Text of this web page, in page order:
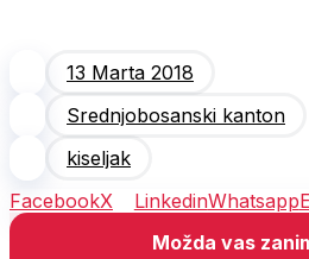
13 Marta 2018
Srednjobosanski kanton
kiseljak
FacebookX LinkedinWhatsapp
Možda vas